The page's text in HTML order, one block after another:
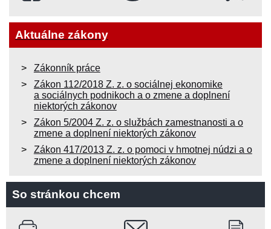
Aktuálne zákony
Zákonník práce
Zákon 112/2018 Z. z. o sociálnej ekonomike
a sociálnych podnikoch a o zmene a doplnení
niektorých zákonov
Zákon 5/2004 Z. z. o službách zamestnanosti a o
zmene a doplnení niektorých zákonov
Zákon 417/2013 Z. z. o pomoci v hmotnej núdzi a o
zmene a doplnení niektorých zákonov
So stránkou chcem